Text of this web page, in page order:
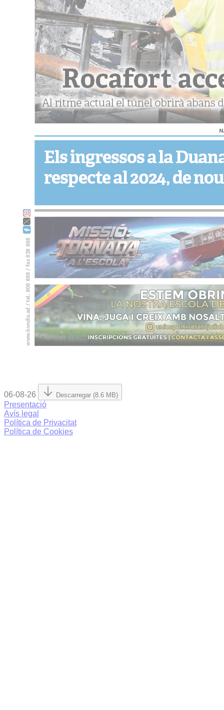
06-08-26 Descarregar (8.6 MB)
Presentació
Avís legal
Política de Privacitat
Política de Cookies